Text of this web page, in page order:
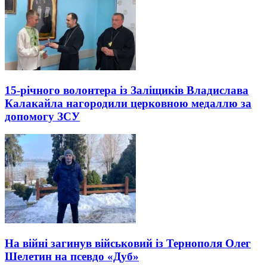
15-річного волонтера із Заліщиків Владислава
Калакайла нагородили церковною медаллю за
допомогу ЗСУ
На війні загинув військовий із Тернополя Олег
Шелетин на псевдо «Дуб»